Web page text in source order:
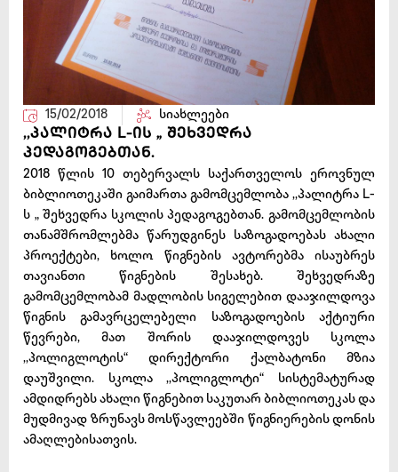
15/02/2018 სიახლეები
,,პალიტრა L-ის „ შეხვედრა
პედაგოგებთან.
2018 წლის 10 თებერვალს საქართველოს ეროვნულ
ბიბლიოთეკაში გაიმართა გამომცემლობა ,,პალიტრა L-
ს „ შეხვედრა სკოლის პედაგოგებთან. გამომცემლობის
თანამშრომლებმა წარუდგინეს საზოგადოებას ახალი
პროექტები, ხოლო წიგნების ავტორებმა ისაუბრეს
თავიანთი წიგნების შესახებ. შეხვედრაზე
გამომცემლობამ მადლობის სიგელებით დააჯილდოვა
წიგნის გამავრცელებელი საზოგადოების აქტიური
წევრები, მათ შორის დააჯილდოვეს სკოლა
,,პოლიგლოტის“ დირექტორი ქალბატონი მზია
დაუშვილი. სკოლა ,,პოლიგლოტი“ სისტემატურად
ამდიდრებს ახალი წიგნებით საკუთარ ბიბლიოთეკას და
მუდმივად ზრუნავს მოსწავლეებში წიგნიერების დონის
ამაღლებისათვის.